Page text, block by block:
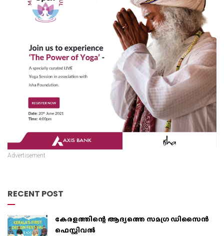
Advertisement
RECENT POST
കേരളത്തിന്റെ ആദ്യത്തെ സമഗ്ര ഡിസൈൻ
ഫെസ്റ്റിവൽ